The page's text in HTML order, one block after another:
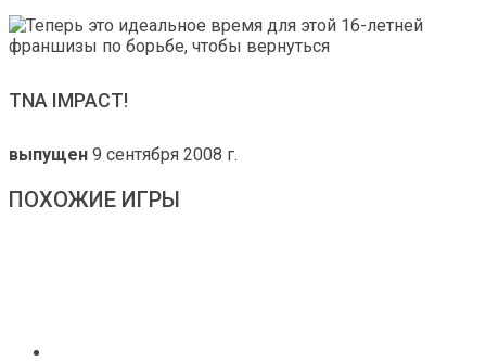
TNA IMPACT!
выпущен 9 сентября 2008 г.
ПОХОЖИЕ ИГРЫ